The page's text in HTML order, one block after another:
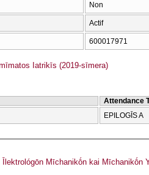
Non
Actif
600017971
Iatrikīs (2019-sīmera)
Attendance
EPILOGĪS A
Īlektrológōn Mīchanikṓn kai Mīchanikṓn